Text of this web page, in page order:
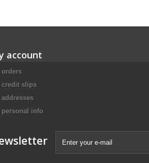
account
orders
credit slips
addresses
personal info